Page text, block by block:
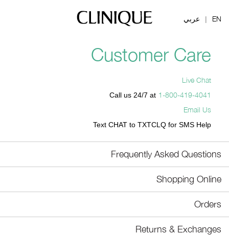
EN
| عربي
Customer Care
Live Chat
Call us 24/7 at 1-800-419-4041
Email Us
Text CHAT to TXTCLQ for SMS Help
Frequently Asked Questions
Shopping Online
Orders
Returns & Exchanges